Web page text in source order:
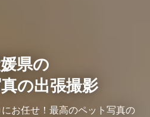
県の
の出張撮影
お任せ！最高のペット写真の